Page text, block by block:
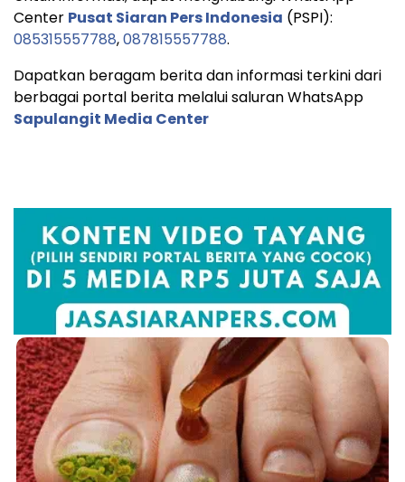
Center Pusat Siaran Pers Indonesia (PSPI):
085315557788,087815557788.
Dapatkan beragam berita dan informasi terkini dari
berbagai portal berita melalui saluran WhatsApp
Sapulangit Media Center